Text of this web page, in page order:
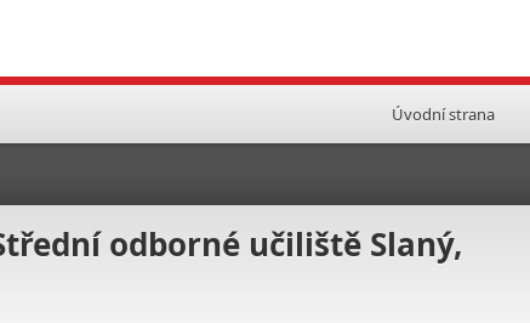
Úvodní strana
odborné učiliště Slaný,